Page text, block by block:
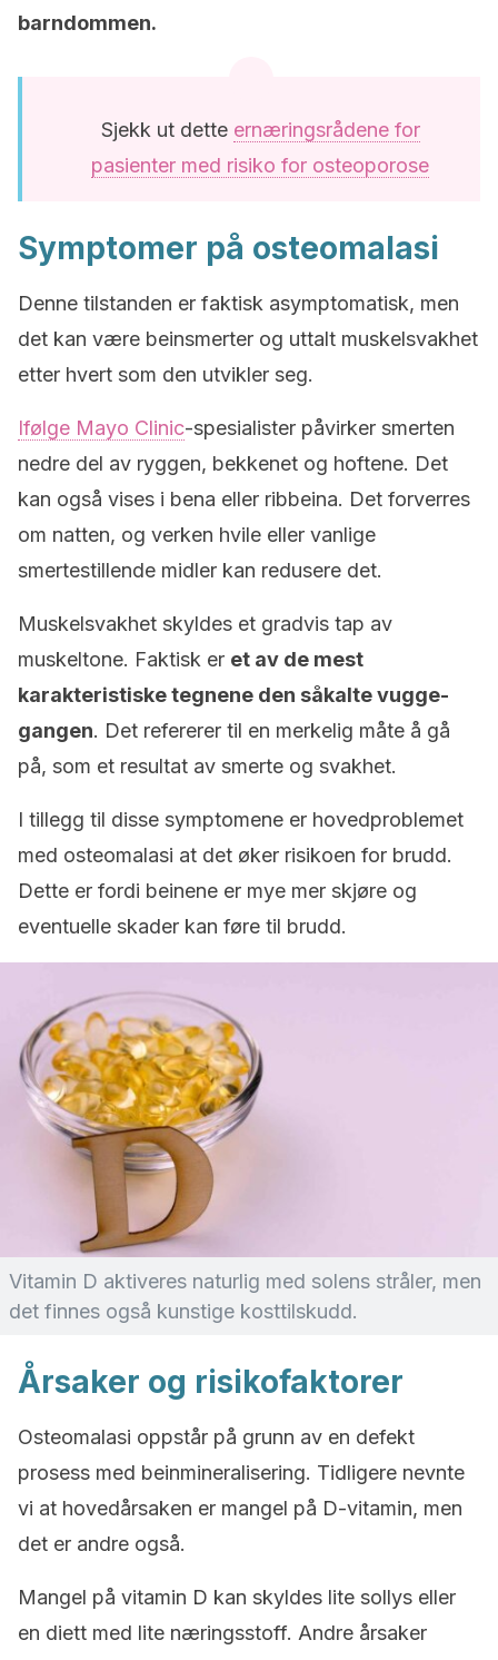
barndommen.
Sjekk ut dette ernæringsrådene for
pasienter med risiko for osteoporose
Symptomer på osteomalasi
Denne tilstanden er faktisk asymptomatisk, men
det kan være beinsmerter og uttalt muskelsvakhet
etter hvert som den utvikler seg.
Ifølge Mayo Clinic-spesialister påvirker smerten
nedre del av ryggen, bekkenet og hoftene. Det
kan også vises i bena eller ribbeina. Det forverres
om natten, og verken hvile eller vanlige
smertestillende midler kan redusere det.
Muskelsvakhet skyldes et gradvis tap av
muskeltone. Faktisk er et av de mest
karakteristiske tegnene den såkalte vugge-
gangen. Det refererer til en merkelig måte å gå
på, som et resultat av smerte og svakhet.
I tillegg til disse symptomene er hovedproblemet
med osteomalasi at det øker risikoen for brudd.
Dette er fordi beinene er mye mer skjøre og
eventuelle skader kan føre til brudd.
Vitamin D aktiveres naturlig med solens stråler, men
det finnes også kunstige kosttilskudd.
Årsaker og risikofaktorer
Osteomalasi oppstår på grunn av en defekt
prosess med beinmineralisering. Tidligere nevnte
vi at hovedårsaken er mangel på D-vitamin, men
det er andre også.
Mangel på vitamin D kan skyldes lite sollys eller
en diett med lite næringsstoff. Andre årsaker